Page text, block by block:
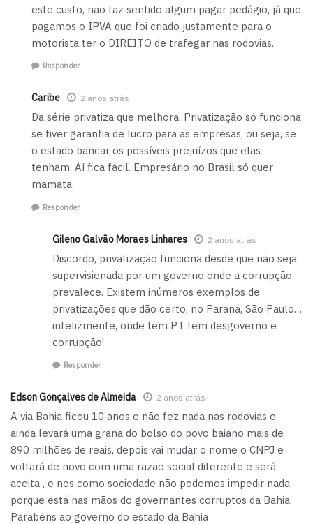
este custo, não faz sentido algum pagar pedágio, já que
pagamos o IPVA que foi criado justamente para o
motorista ter o DIREITO de trafegar nas rodovias.
Responder
Caribe 2 anos atrás
Da série privatiza que melhora. Privatização só funciona
se tiver garantia de lucro para as empresas, ou seja, se
o estado bancar os possíveis prejuízos que elas
tenham. Aí fica fácil. Empresário no Brasil só quer
mamata.
Responder
Gileno Galvão Moraes Linhares 2 anos atrás
Discordo, privatização funciona desde que não seja
supervisionada por um governo onde a corrupção
prevalece. Existem inúmeros exemplos de
privatizações que dão certo, no Paraná, São Paulo…
infelizmente, onde tem PT tem desgoverno e
corrupção!
Responder
Edson Gonçalves de Almeida 2 anos atrás
A via Bahia ficou 10 anos e não fez nada nas rodovias e
ainda levará uma grana do bolso do povo baiano mais de
890 milhões de reais, depois vai mudar o nome o CNPJ e
voltará de novo com uma razão social diferente e será
aceita , e nos como sociedade não podemos impedir nada
porque está nas mãos do governantes corruptos da Bahia.
Parabéns ao governo do estado da Bahia